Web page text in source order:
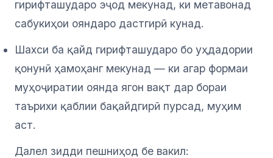
гирифташударо эҷод мекунад, ки метавонад
сабукиҳои ояндаро дастгирӣ кунад.
Шахси ба қайд гирифташударо бо уҳдадории
қонунӣ ҳамоҳанг мекунад — ки агар формаи
муҳоҷиратии оянда ягон вақт дар бораи
таърихи қаблии бақайдгирӣ пурсад, муҳим
аст.
Далел зидди пешниҳод бе вакил: